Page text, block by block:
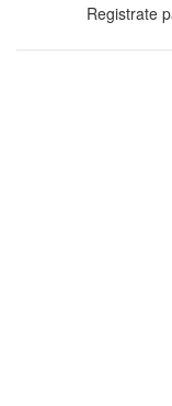
Registrate